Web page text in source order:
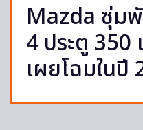
Mazda ซุ่ม
4 ประตู 350
เผยโฉมในปี